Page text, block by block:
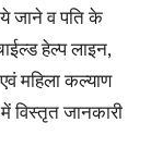
जाने व पति के
हेल्प लाइन,
महिला कल्याण
विस्तृत जानकारी